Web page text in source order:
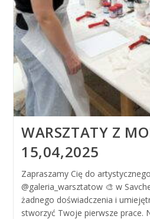
WARSZTATY Z
15,04,2025
Zapraszamy Cię do
@galeria_warsztatow 🎨 w
żadnego doświadczenia i
stworzyć Twoje pierwsze prace.